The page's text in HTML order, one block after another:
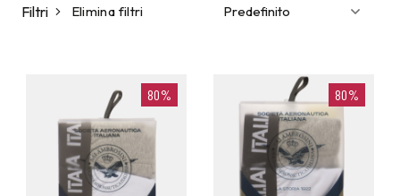
Filtri Elimina filtri
80% 80%